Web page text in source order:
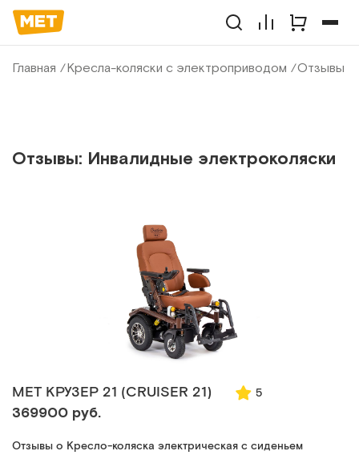
Главная Кресла-коляски с электроприводом Отзывы
Отзывы: Инвалидные электроколяски
MET КРУЗЕР 21 (CRUISER 21) 5
369900 руб.
Отзывы о Кресло-коляска электрическая с сиденьем